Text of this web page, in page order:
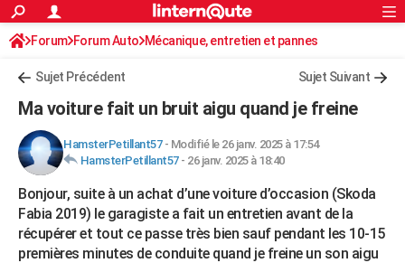
ACTUALITÉS
Politique
Société
Faits Divers
Education
Monde
Villes
+
FINANCE
Retraite
Impôts
Epargne
Immobilier
Risques naturels par ville
Banque
Assurance
Crédit
AUTO
Essais
Réserver un essai
Citadines
Berlines
SUV
Forum auto
+HIGH-TECH
Mobiles
Meilleur smartphone
Internet
Ordinateurs
Jeux vidéo
Guide high-tech
+BRICOLAGE
Rechercher
S'inscrire
Connexion
Forum Forum Auto Mécanique, entretien et pannes
Sujet Précédent Sujet Suivant
Ma voiture fait un bruit aigu quand je freine
HamsterPetillant57- Modifié le 26 janv. 2025 à 17:54
HamsterPetillant57- 26 janv. 2025 à 18:40
Bonjour, suite à un achat d’une voiture d’occasion (Skoda
Fabia 2019) le garagiste a fait un entretien avant de la
récupérer et tout ce passe très bien sauf pendant les 10-15
premières minutes de conduite quand je freine un son aigu